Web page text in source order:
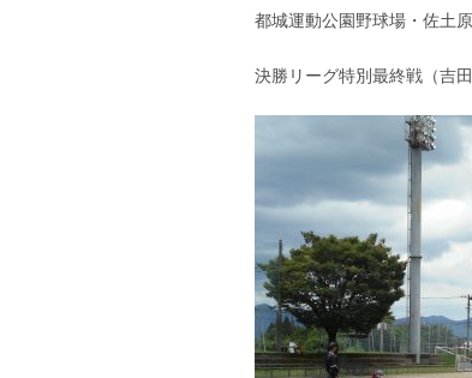
都城運動公園野球場・佐土
決勝リーグ特別最終戦（吉